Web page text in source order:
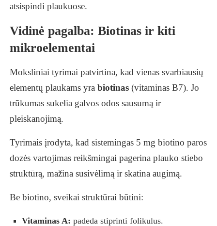
atsispindi plaukuose.
Vidinė pagalba: Biotinas ir kiti
mikroelementai
Moksliniai tyrimai patvirtina, kad vienas svarbiausių
elementų plaukams yra biotinas (vitaminas B7). Jo
trūkumas sukelia galvos odos sausumą ir
pleiskanojimą.
Tyrimais įrodyta, kad sistemingas 5 mg biotino paros
dozės vartojimas reikšmingai pagerina plauko stiebo
struktūrą, mažina susivėlimą ir skatina augimą.
Be biotino, sveikai struktūrai būtini:
Vitaminas A: padeda stiprinti folikulus.